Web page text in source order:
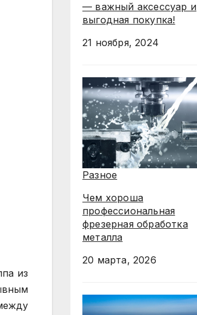
из
— важный аксессуар и
выгодная покупка!
21 ноября, 2024
Разное
Чем хороша
профессиональная
фрезерная обработка
металла
20 марта, 2026